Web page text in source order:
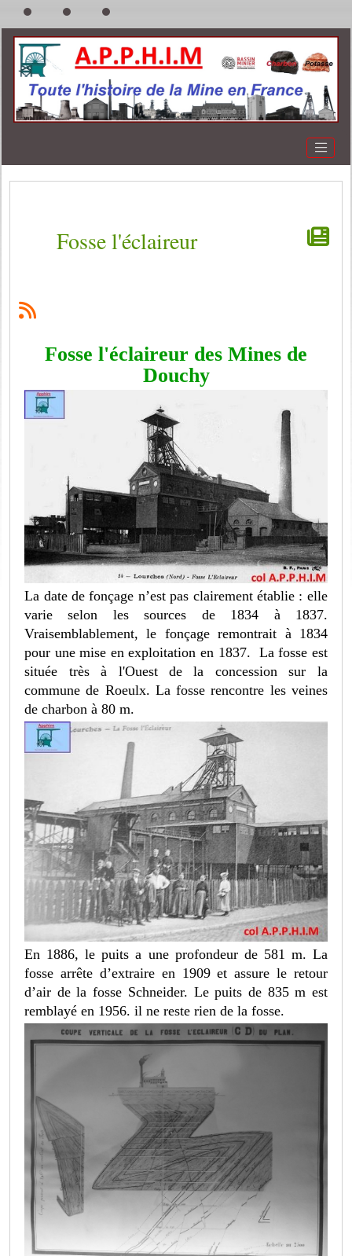
Fosse l'éclaireur
Fosse l'éclaireur des Mines de
Douchy
La date de fonçage n’est pas clairement établie : elle
varie selon les sources de 1834 à 1837.
Vraisemblablement, le fonçage remontrait à 1834
pour une mise en exploitation en 1837. La fosse est
située très à l'Ouest de la concession sur la
commune de Roeulx. La fosse rencontre les veines
de charbon à 80 m.
En 1886, le puits a une profondeur de 581 m. La
fosse arrête d’extraire en 1909 et assure le retour
d’air de la fosse Schneider. Le puits de 835 m est
remblayé en 1956. il ne reste rien de la fosse.